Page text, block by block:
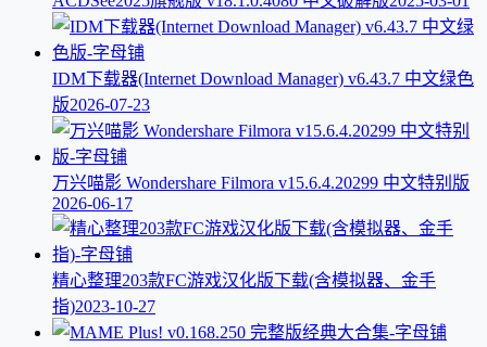
IDM下载器(Internet Download Manager) v6.43.7 中文绿色
版2026-07-23
万兴喵影 Wondershare Filmora v15.6.4.20299 中文特别版
2026-06-17
精心整理203款FC游戏汉化版下载(含模拟器、金手
指)2023-10-27